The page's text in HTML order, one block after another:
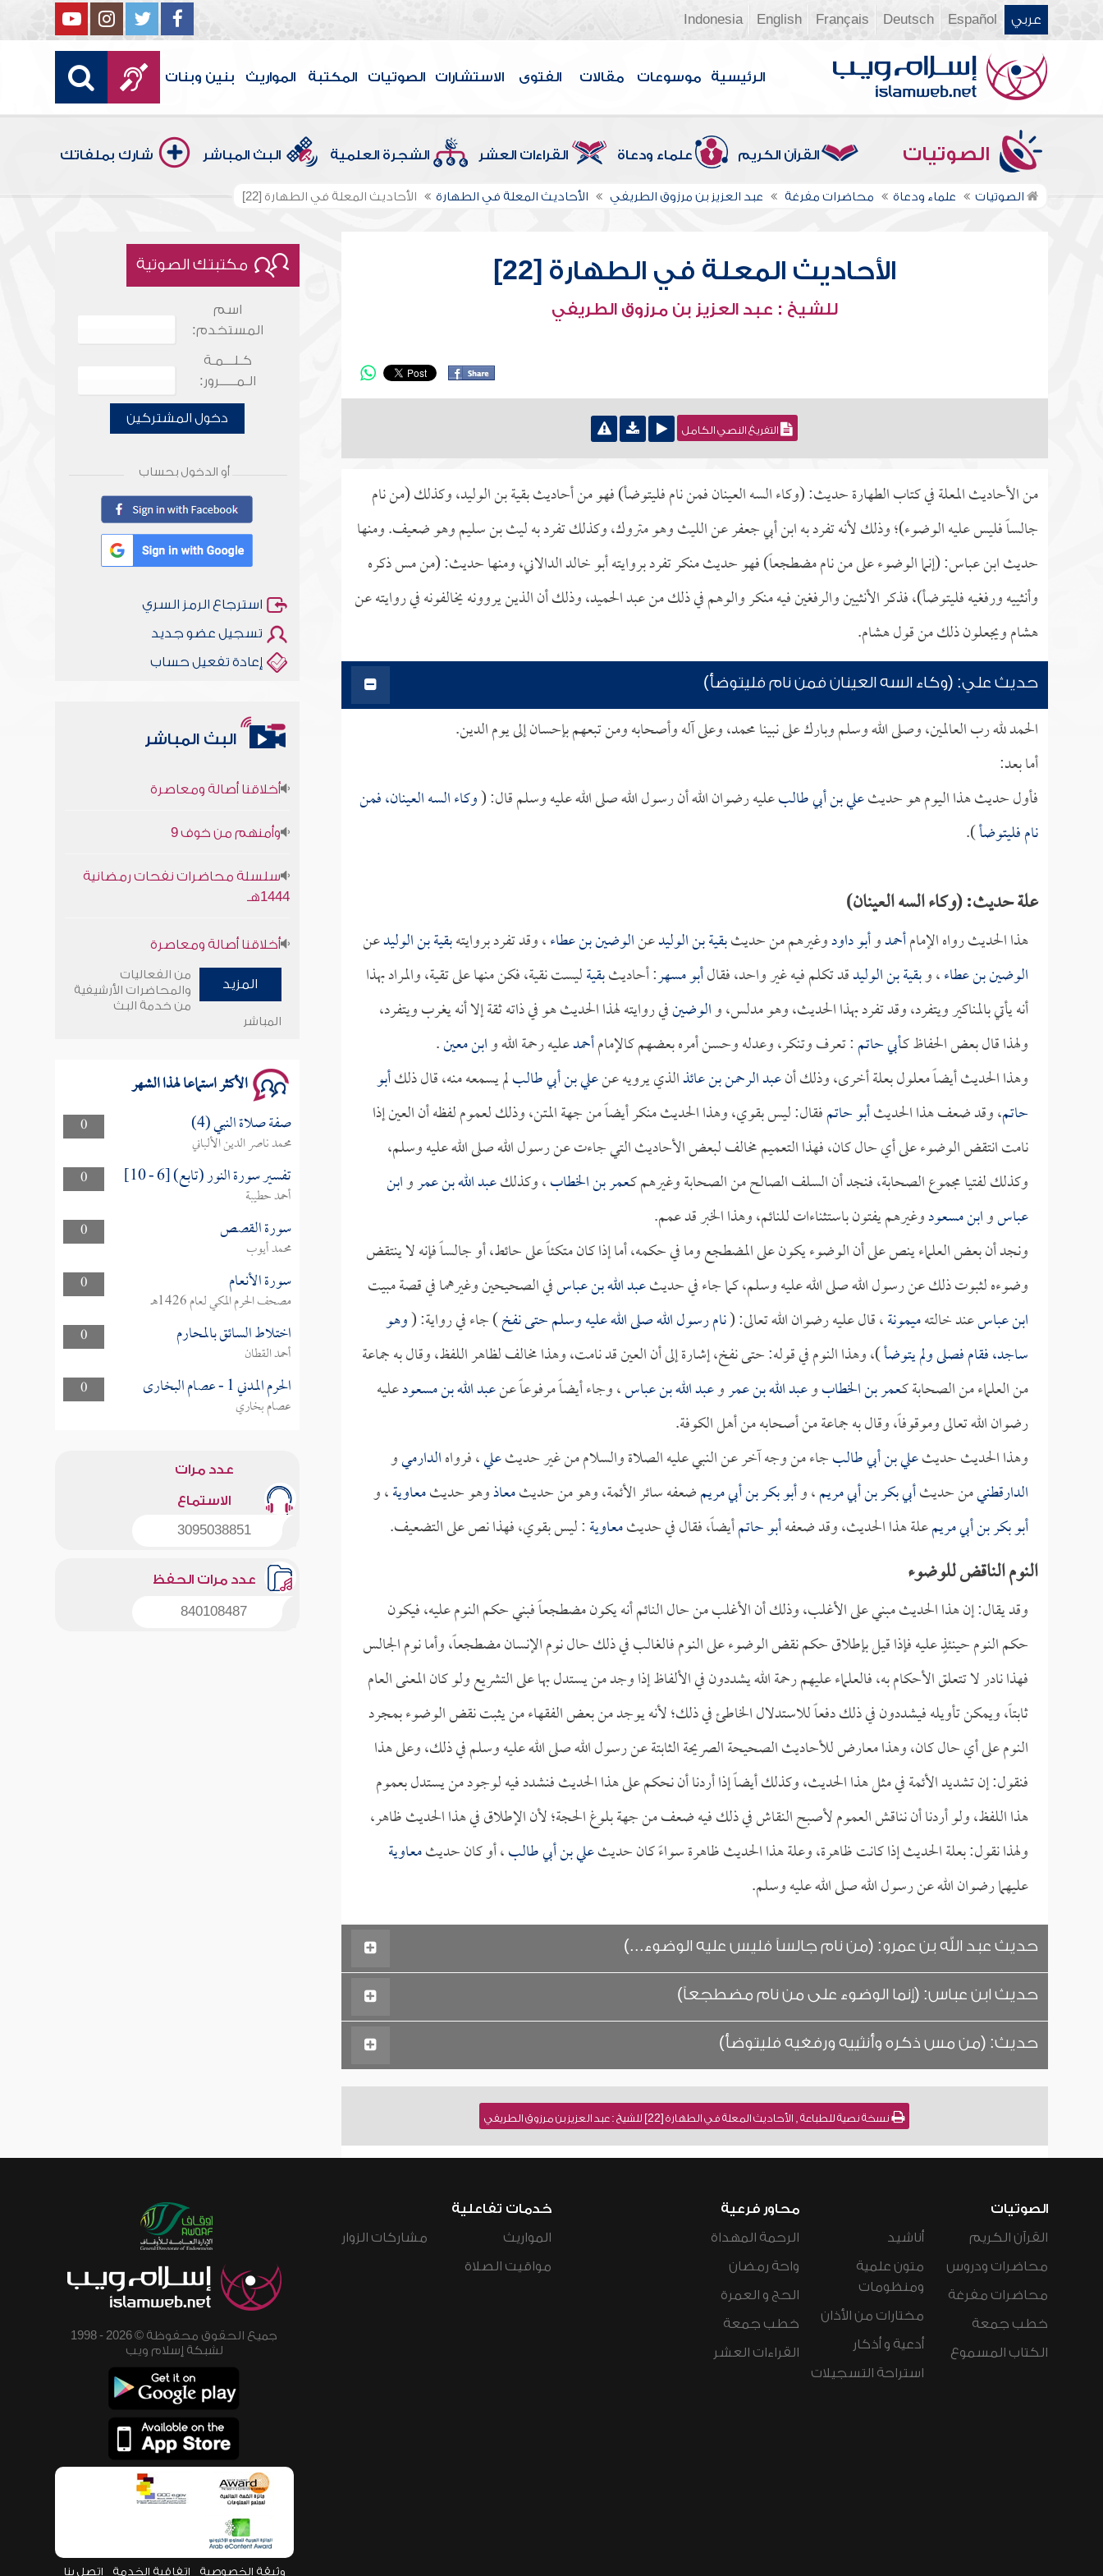
عربي Español
Deutsch
Français
English
Indonesia
الرئيسية موسوعات مقالات الفتوى الاستشارات الصوتيات المكتبة المواريث بنين وبنات
الصوتيات القرآن الكريم علماء ودعاة القراءات العشر الشجرة العلمية البث المباشر شارك بملفاتك
الصوتيات علماء ودعاة محاضرات مفرغة عبد العزيز بن مرزوق الطريفي الأحاديث المعلة في الطهارة الأحاديث المعلة في الطهارة [22]
الأحاديث المعلة في الطهارة [22]
للشيخ : عبد العزيز بن مرزوق الطريفي
التفريغ النصي الكامل
من الأحاديث المعلة في كتاب الطهارة حديث: (وكاء السه العينان فمن نام فليتوضأ) فهو من أحاديث بقية بن الوليد، وكذلك (من نام
جالساً فليس عليه الوضوء)؛ وذلك لأنه تفرد به ابن أبي جعفر عن الليث وهو متروك، وكذلك تفرد به ليث بن سليم وهو ضعيف. ومنها
حديث ابن عباس: (إنما الوضوء على من نام مضطجعاً) فهو حديث منكر تفرد بروايته أبو خالد الدالاني، ومنها حديث: (من مس ذكره
وأنثييه ورفغيه فليتوضأ)، فذكر الأنثيين والرفغين فيه منكر والوهم في ذلك من عبد الحميد، وذلك أن الذين يروونه يخالفونه في روايته عن
هشام ويجعلون ذلك من قول هشام.
حديث علي: (وكاء السه العينان فمن نام فليتوضأ)
الحمد لله رب العالمين، وصلى الله وسلم وبارك على نبينا محمد، وعلى آله وأصحابه ومن تبعهم بإحسان إلى يوم الدين.
أما بعد:
فأول حديث هذا اليوم هو حديثعلي بن أبي طالبعليه رضوان الله أن رسول الله صلى الله عليه وسلم قال: (وكاء السه العينان، فمن
نام فليتوضأ).
علة حديث: (وكاء السه العينان)
هذا الحديث رواه الإمامأحمدوأبو داودوغيرهم من حديثبقية بن الوليدعنالوضين بن عطاء، وقد تفرد بروايتهبقية بن الوليدعن
الوضين بن عطاء، وبقية بن الوليدقد تكلم فيه غير واحد، فقالأبو مسهر: أحاديثبقيةليست نقية، فكن منها على تقية، والمراد بهذا
أنه يأتي بالمناكير ويتفرد، وقد تفرد بهذا الحديث، وهو مدلس، والوضينفي روايته لهذا الحديث هو في ذاته ثقة إلا أنه يغرب ويتفرد،
ولهذا قال بعض الحفاظ كـأبي حاتم: تعرف وتنكر، وعدله وحسن أمره بعضهم كالإمامأحمدعليه رحمة الله وابن معين.
وهذا الحديث أيضاً معلول بعلة أخرى، وذلك أنعبد الرحمن بن عائذالذي يرويه عنعلي بن أبي طالبلم يسمعه منه، قال ذلكأبو
حاتم، وقد ضعف هذا الحديثأبو حاتمفقال: ليس بقوي، وهذا الحديث منكر أيضاً من جهة المتن، وذلك لعموم لفظه أن العين إذا
نامت انتقض الوضوء على أي حال كان، فهذا التعميم مخالف لبعض الأحاديث التي جاءت عن رسول الله صلى الله عليه وسلم،
وكذلك لفتيا مجموع الصحابة، فنجد أن السلف الصالح من الصحابة وغيرهم كـعمر بن الخطاب، وكذلكعبد الله بن عمروابن
عباسوابن مسعودوغيرهم يفتون باستثناءات للنائم، وهذا الخبر قد عمم.
ونجد أن بعض العلماء ينص على أن الوضوء يكون على المضطجع وما في حكمه، أما إذا كان متكئاً على حائط، أو جالساً فإنه لا ينتقض
وضوءه لثبوت ذلك عن رسول الله صلى الله عليه وسلم، كما جاء في حديثعبد الله بن عباسفي الصحيحين وغيرهما في قصة مبيت
ابن عباسعند خالتهميمونة، قال عليه رضوان الله تعالى: (نام رسول الله صلى الله عليه وسلم حتى نفخ) جاء في رواية: (وهو
ساجد، فقام فصلى ولم يتوضأ)، وهذا النوم في قوله: حتى نفخ، إشارة إلى أن العين قد نامت، وهذا مخالف لظاهر اللفظ، وقال به جماعة
من العلماء من الصحابة كـعمر بن الخطابوعبد الله بن عمروعبد الله بن عباس، وجاء أيضاً مرفوعاً عنعبد الله بن مسعودعليه
رضوان الله تعالى وموقوفاً، وقال به جماعة من أصحابه من أهل الكوفة.
وهذا الحديث حديثعلي بن أبي طالبجاء من وجه آخر عن النبي عليه الصلاة والسلام من غير حديثعلي، فرواهالدارميو
الدارقطنيمن حديثأبي بكر بن أبي مريم، وأبو بكر بن أبي مريمضعفه سائر الأئمة، وهو من حديثمعاذوهو حديثمعاوية، و
أبو بكر بن أبي مريمعلة هذا الحديث، وقد ضعفهأبو حاتمأيضاً، فقال في حديثمعاوية: ليس بقوي، فهذا نص على التضعيف.
النوم الناقض للوضوء
وقد يقال: إن هذا الحديث مبني على الأغلب، وذلك أن الأغلب من حال النائم أنه يكون مضطجعاً فبني حكم النوم عليه، فيكون
حكم النوم حينئذٍ عليه فإذا قيل بإطلاق حكم نقض الوضوء على النوم فالغالب في ذلك حال نوم الإنسان مضطجعاً، وأما نوم الجالس
فهذا نادر لا تتعلق الأحكام به، فالعلماء عليهم رحمة الله يشددون في الألفاظ إذا وجد من يستدل بها على التشريع ولو كان المعنى العام
ثابتاً، ويمكن تأويله فيشددون في ذلك دفعاً للاستدلال الخاطئ في ذلك؛ لأنه يوجد من بعض الفقهاء من يثبت نقض الوضوء بمجرد
النوم على أي حال كان، وهذا معارض للأحاديث الصحيحة الصريحة الثابتة عن رسول الله صلى الله عليه وسلم في ذلك، وعلى هذا
فنقول: إن تشديد الأئمة في مثل هذا الحديث، وكذلك أيضاً إذا أردنا أن نحكم على هذا الحديث فنشدد فيه لوجود من يستدل بعموم
هذا اللفظ، ولو أردنا أن نناقش العموم لأصبح النقاش في ذلك فيه ضعف من جهة بلوغ الحجة؛ لأن الإطلاق في هذا الحديث ظاهر،
ولهذا نقول: بعلة الحديث إذا كانت ظاهرة، وعلة هذا الحديث ظاهرة سواءً كان حديثعلي بن أبي طالب، أو كان حديثمعاوية
عليهما رضوان الله عن رسول الله صلى الله عليه وسلم.
حديث عبد الله بن عمرو: (من نام جالساً فليس عليه الوضوء...)
حديث ابن عباس: (إنما الوضوء على من نام مضطجعاً)
حديث: (من مس ذكره وأنثييه ورفغيه فليتوضأ)
نسخة نصية للطباعة , الأحاديث المعلة في الطهارة [22] للشيخ : عبد العزيز بن مرزوق الطريفي
مكتبتك الصوتية
اسم
المستخدم:
كـلـــمـة
الـمـــــرور:
دخول المشتركين
أو الدخول بحساب
استرجاع الرمز السري
تسجيل عضو جديد
إعادة تفعيل حساب
البث المباشر
1444هـ
وأمنهم من خوف 9
سلسلة محاضرات نفحات رمضانية
1444هـ
المزيد
من الفعاليات
والمحاضرات الأرشيفية
من خدمة البث
المباشر
الأكثر استماعا لهذا الشهر
0 صفة صلاة النبي (4)
محمد ناصر الدين الألباني
0
تفسير سورة النور (تابع) [6 - 10]
أحمد حطيبة
0
سورة القصص
محمد أيوب
0
سورة الأنعام
مصحف الحرم المكي لعام 1426هـ
0
اختلاط السائق بالمحارم
أحمد القطان
0
الحرم المدني 1 - عصام البخارى
عصام بخاري
عدد مرات
الاستماع
3095038851
عدد مرات الحفظ
840108487
الصوتيات
القرآن الكريم
محاضرات ودروس
محاضرات مفرغة
خطب جمعة
الكتاب المسموع
أناشيد
متون علمية
ومنظومات
مختارات من الأذان
أدعية و أذكار
استراحة التسجيلات
محاور فرعية
الرحمة المهداة
واحة رمضان
الحج و العمرة
خطب جمعة
القراءات العشر
خدمات تفاعلية
المواريث
مواقيت الصلاة
مشاركات الزوار
جميع الحقوق محفوظة © 2026 - 1998
لشبكة إسلام ويب
وثيقة الخصوصية اتفاقية الخدمة اتصل بنا